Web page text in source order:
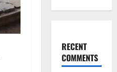
RECENT
COMMENTS